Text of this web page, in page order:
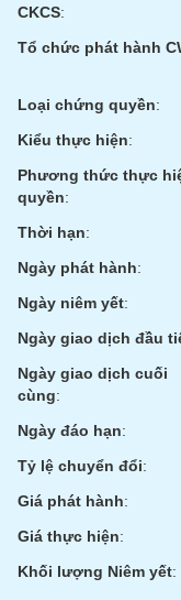
CKCS:
Tổ chức phát hành
Loại chứng quyền:
Kiểu thực hiện:
Phương thức thực
quyền:
Thời hạn:
Ngày phát hành:
Ngày niêm yết:
Ngày giao dịch đầu
Ngày giao dịch cuối
cùng:
Ngày đáo hạn:
Tỷ lệ chuyển đổi:
Giá phát hành:
Giá thực hiện:
Khối lượng Niêm yết:
tài
chính